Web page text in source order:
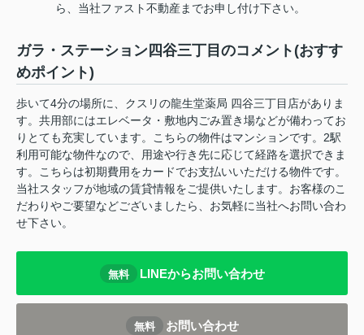
ら、当社ファスト不動産までお申し付け下さい。
ガラ・ステーション四谷三丁目のコメント(おすす
めポイント)
歩いて4分の場所に、クスリの龍生堂薬局 四谷三丁目店がありま
す。共用部にはエレベータ・敷地内ごみ置き場などが備わってお
りとても充実しています。こちらの物件はマンションです。2駅
利用可能な物件なので、用途や行き先に応じて経路を選択できま
す。こちらは初期費用をカードでお支払いいただける物件です。
当社スタッフが地域の賃貸情報をご提供いたします。お客様のこ
だわりやご要望などございましたら、お気軽に当社へお問い合わ
せ下さい。
無料 LINEからお問い合わせ
無料 お問い合わせ